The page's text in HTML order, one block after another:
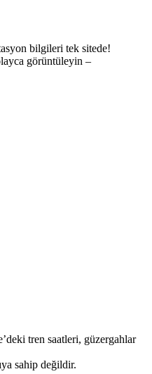
bilgileri tek sitede!
görüntüleyin –
tren saatleri, güzergahlar
sahip değildir.